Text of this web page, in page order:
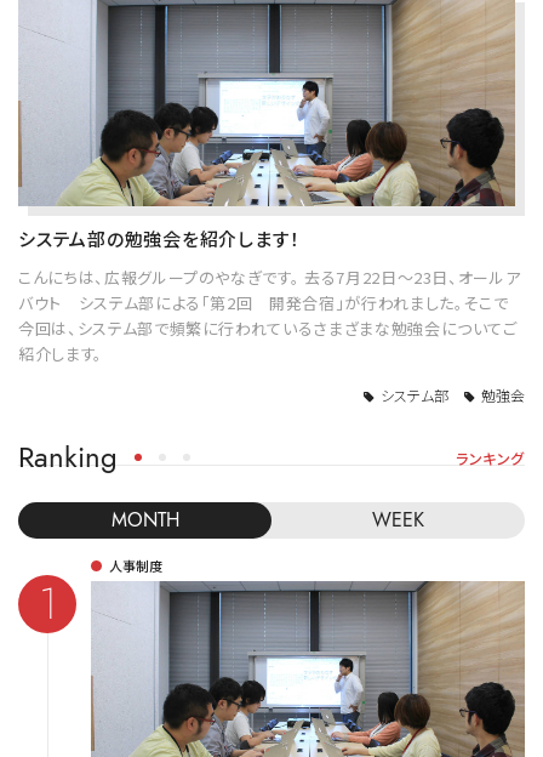
システム部の勉強会を紹介します！
こんにちは、広報グループのやなぎです。 去る7月22日～23日、オールア
バウト システム部による「第2回 開発合宿」が行われました。そこで
今回は、システム部で頻繁に行われているさまざまな勉強会についてご
紹介します。
システム部 勉強会
Ranking ランキング
MONTH WEEK
人事制度